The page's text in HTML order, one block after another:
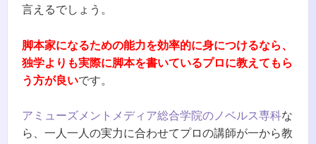
言えるでしょう。
脚本家になるための能力を効率的に身につけるなら、
独学よりも実際に脚本を書いているプロに教えてもら
う方が良いです。
アミューズメントメディア総合学院のノベルス専科な
ら、一人一人の実力に合わせてプロの講師が一から教